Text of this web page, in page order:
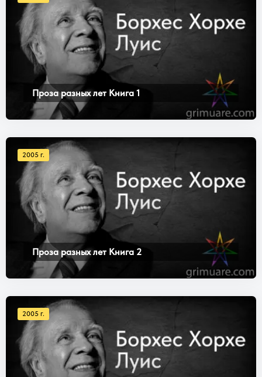
Проза разных лет Книга 1
2005 г.
Проза разных лет Книга 2
2005 г.